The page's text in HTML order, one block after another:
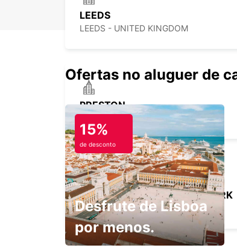
LEEDS
LEEDS - UNITED KINGDOM
PRESTON
PRESTON - UNITED KINGDOM
MANCHESTER TRAFFORD PARK
MANCHESTER - UNITED KINGDOM
Ofertas no aluguer de
15%
de desconto
Desfrute de Lisboa
por menos.